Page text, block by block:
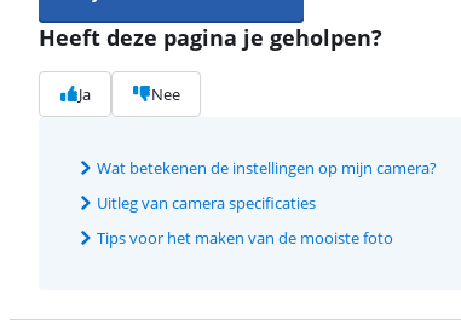
Heeft deze pagina je geholpen?
Ja Nee
Wat betekenen de instellingen op mijn camera?
Uitleg van camera specificaties
Tips voor het maken van de mooiste foto